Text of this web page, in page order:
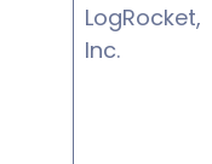
LogRocket,
Inc.